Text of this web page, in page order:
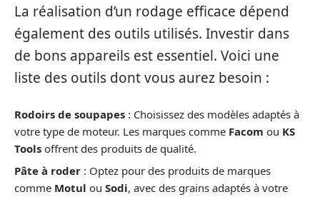
La réalisation d’un rodage efficace dépend
également des outils utilisés. Investir dans
de bons appareils est essentiel. Voici une
liste des outils dont vous aurez besoin :
Rodoirs de soupapes : Choisissez des modèles adaptés à
votre type de moteur. Les marques comme Facom ou KS
Tools offrent des produits de qualité.
Pâte à roder : Optez pour des produits de marques
comme Motul ou Sodi, avec des grains adaptés à votre